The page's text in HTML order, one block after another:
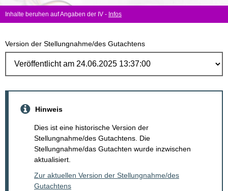
Inhalte beruhen auf Angaben der IV - Infos
Version der Stellungnahme/des Gutachtens
Hinweis
Dies ist eine historische Version der
Stellungnahme/des Gutachtens. Die
Stellungnahme/das Gutachten wurde inzwischen
aktualisiert.
Zur aktuellen Version der Stellungnahme/des
Gutachtens